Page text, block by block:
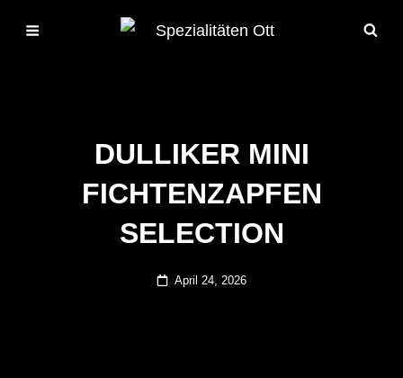
DULLIKER MINI
FICHTENZAPFEN
SELECTION
Posted
April 24, 2026